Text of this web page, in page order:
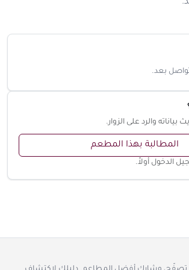
بعد.
والرد على الزوار.
المطالبة بهذا المطعم
الدخول أولاً.